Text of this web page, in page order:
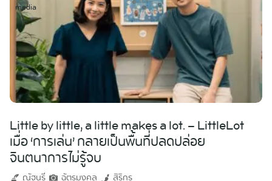
media
Little by little, a little makes a lot. – LittleLot
เมื่อ ‘การเล่น’ กลายเป็นพื้นที่ปลดปล่อย
จินตนาการไม่รู้จบ
ณัฐนรี ฉัตรมงคล
สิริกร